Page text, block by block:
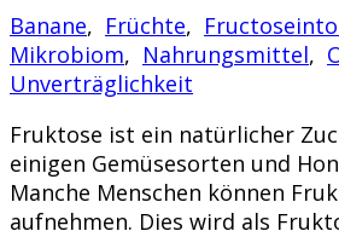
Banane, Früchte,
Mikrobiom, Nahrungsmittel,
Unverträglichkeit
Fruktose ist ein natürlicher
einigen Gemüsesorten und
Manche Menschen können
aufnehmen. Dies wird als